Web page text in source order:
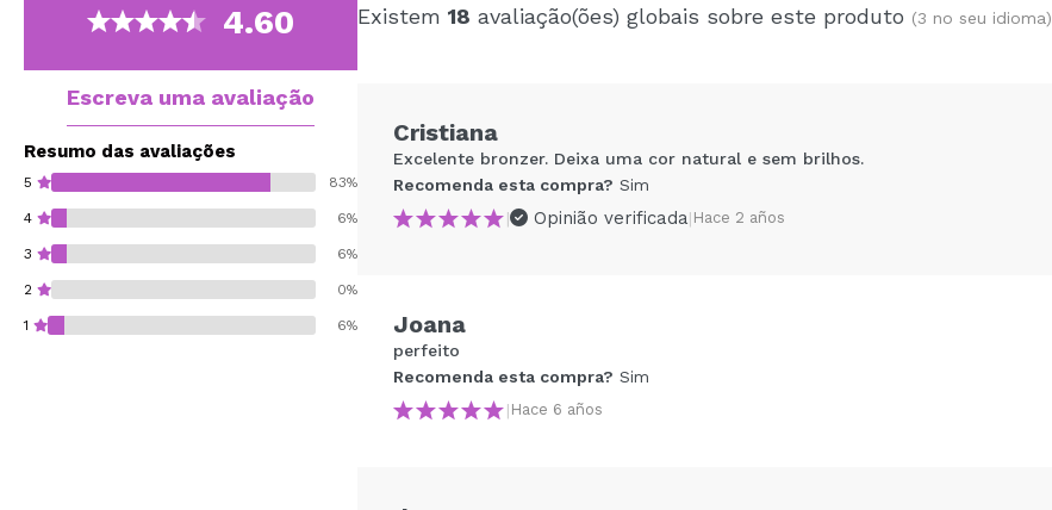
4.60
Escreva uma avaliação
Resumo das avaliações
5 83%
4 6%
3 6%
2 0%
1 6%
Existem 18 avaliação(ões) globais sobre este produto (3 no seu idioma)
Seu vídeo pode ser o primeiro. Imagine isso...
Cristiana
Excelente bronzer. Deixa uma cor natural e sem brilhos.
Recomenda esta compra? Sim
|
Opinião verificada| Hace 2 años
Joana
perfeito
Recomenda esta compra? Sim
| Hace 6 años